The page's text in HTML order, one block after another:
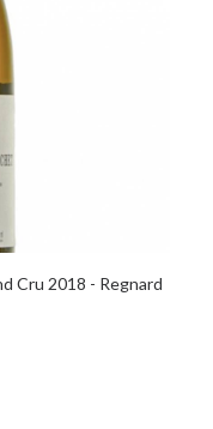
Cru 2018 - Regnard